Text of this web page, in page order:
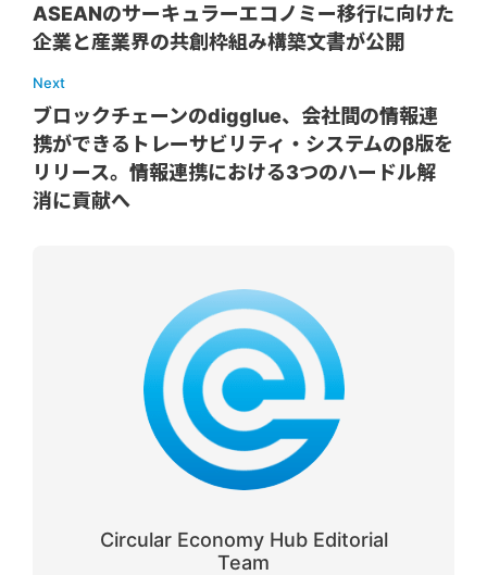
ASEANのサーキュラーエコノミー移行に向けた
企業と産業界の共創枠組み構築文書が公開
Next
ブロックチェーンのdigglue、会社間の情報連
携ができるトレーサビリティ・システムのβ版を
リリース。情報連携における3つのハードル解
消に貢献へ
Circular Economy Hub Editorial
Team